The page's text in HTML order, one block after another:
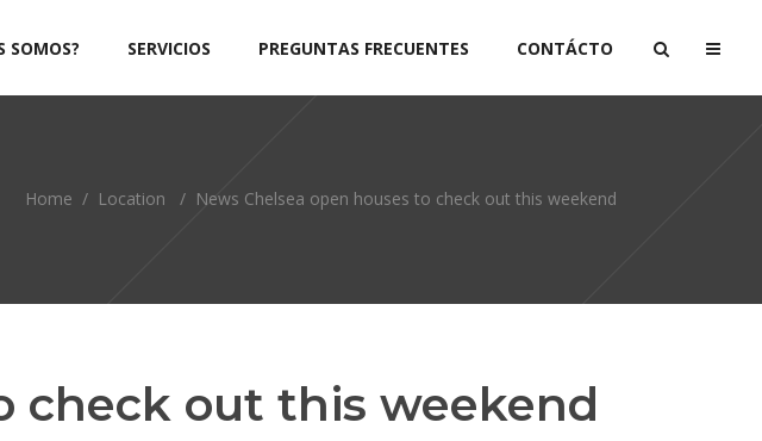
SOMOS? SERVICIOS PREGUNTAS FRECUENTES CONTÁCTO
Home / Location / News Chelsea open houses to check out this weekend
check out this weekend